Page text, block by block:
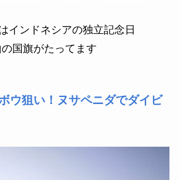
インドネシアの独立記念日
国旗がたってます
ウ狙い！ヌサペニダでダイビ